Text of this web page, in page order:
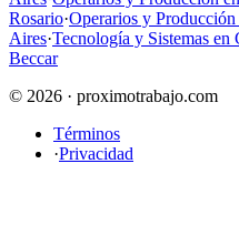
Rosario·Operarios y
Aires·Tecnología y Sistemas en
Beccar
© 2026 · proximotrabajo.com
Términos
·Privacidad